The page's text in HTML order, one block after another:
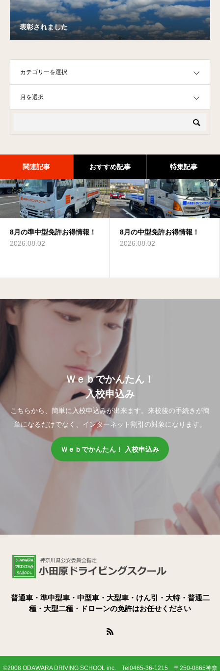
表彰されました
関連記事 おすすめ記事 特集記事
8月の準中型免許お得情報！
2026.08.02
8月の中型免許お得情報！
2026.08.02
8月の大型二種免許お得情
報！
8月の普通二種免許お得情
報！
8月の準中型免許お得情報！
2026.08.02
8月の大型特殊免許お得情
報！
Ｗｅｂでかんたん！
入校申込み
こちらから、簡単に入校申込みが出来ます。来校後の手続きが簡
単になるだけでなく、インターネット割引の対象になります。
Ｗｅｂでかんたん！ 入校申込み
普通車・準中型車・中型車・大型車・けん引・大特・普通二
種・大型二種・ドローンの免許はお任せください
©2008 ODAWARA DRIVING SCHOOL inc. Tel0465-36-1215 〒250-0865神奈